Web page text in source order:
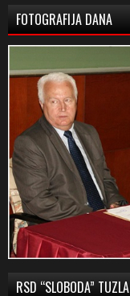
FOTOGRAFIJA DANA
RSD “SLOBODA” TUZLA